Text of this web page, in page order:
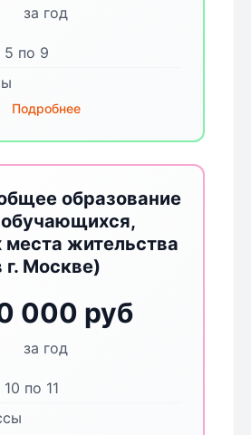
за год
5 по 9
Подробнее
образование
жительства
г. Москве)
000 руб
за год
10 по 11